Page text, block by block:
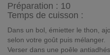
Préparation : 10
Temps de cuisson :
Dans un bol, émietter le thon,
selon votre goût puis mélanger.
Verser dans une poêle